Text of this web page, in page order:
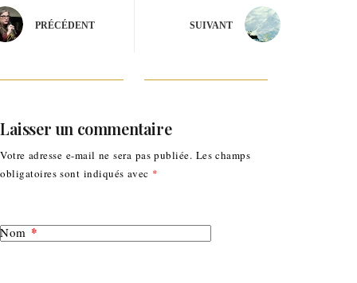
PRÉCÉDENT SUIVANT
Laisser un commentaire
Votre adresse e-mail ne sera pas publiée. Les champs
obligatoires sont indiqués avec *
Nom *